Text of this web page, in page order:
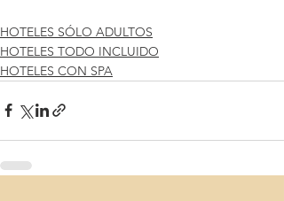
HOTELES SÓLO ADULTOS
HOTELES TODO INCLUIDO
HOTELES CON SPA